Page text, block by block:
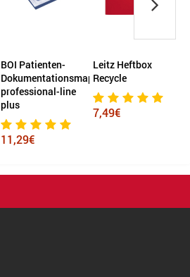
BOI Patienten-
Dokumentationsmappe
professional-line
plus
11,29€
Leitz Heftbox
Recycle
7,49€